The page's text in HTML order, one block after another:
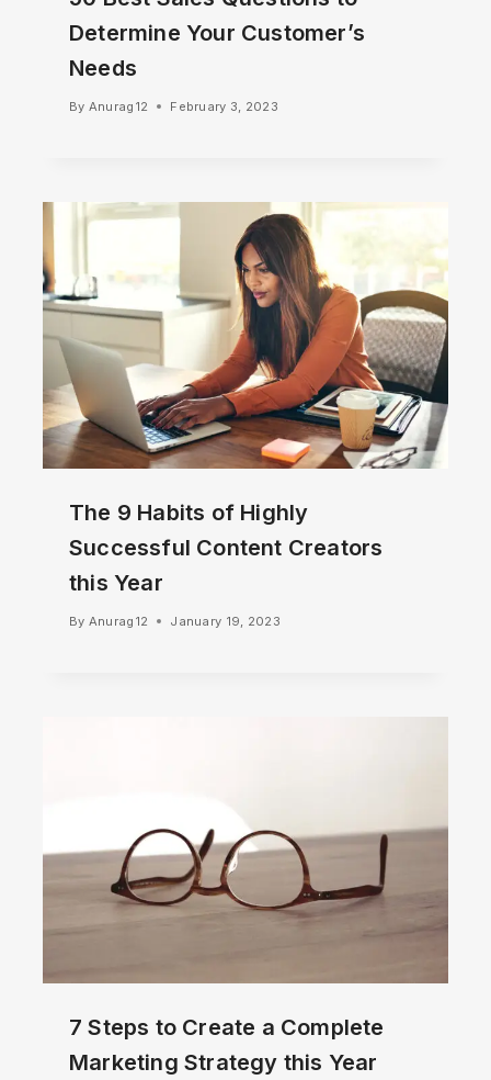
Determine Your Customer’s
Needs
By Anurag12 February 3, 2023
The 9 Habits of Highly
Successful Content Creators
this Year
By Anurag12 January 19, 2023
7 Steps to Create a Complete
Marketing Strategy this Year